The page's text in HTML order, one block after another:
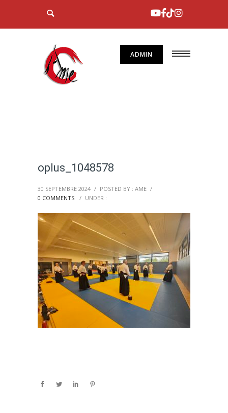
ADMIN
oplus_1048578
30 SEPTEMBRE 2024 / POSTED BY : AME /
0 COMMENTS
/ UNDER :